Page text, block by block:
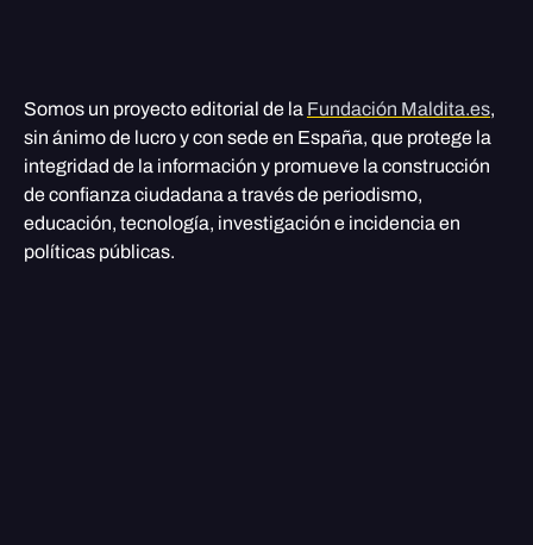
Somos un proyecto editorial de la Fundación Maldita.es,
sin ánimo de lucro y con sede en España, que protege la
integridad de la información y promueve la construcción
de confianza ciudadana a través de periodismo,
educación, tecnología, investigación e incidencia en
políticas públicas.